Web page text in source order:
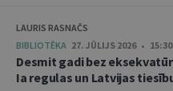
LAURIS RASNAČS
BIBLIOTĒKA 27. JŪLIJS 2026 • 15:30
Desmit gadi bez
Ia regulas un Latvijas